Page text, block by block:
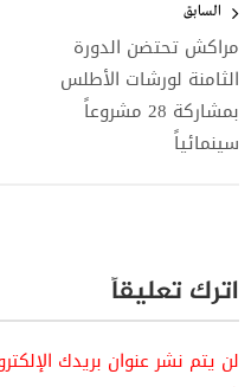
المقالات
السابق
مراكش تحتضن الدورة
الثامنة لورشات الأطلس
بمشاركة 28 مشروعاً
سينمائياً
اترك تعليقاً
لن يتم نشر عنوان بريدك